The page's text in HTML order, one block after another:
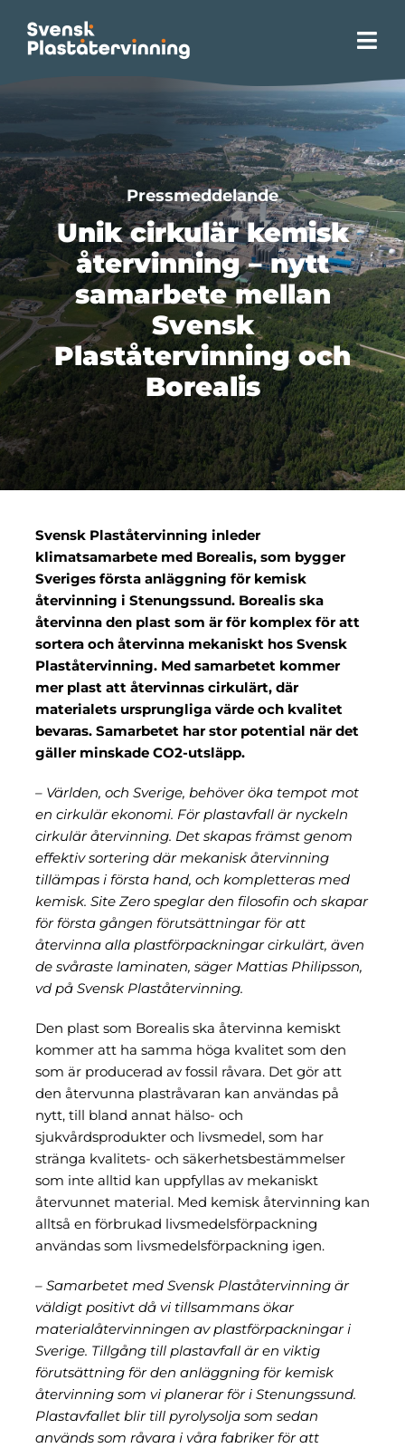
innehållet
Site Zero
Om plaståtervinning
Våra tjänster
Opinion
Hållbarhet
Om oss
Pressmeddelande
Unik cirkulär kemisk
återvinning – nytt
samarbete mellan
Svensk
Plaståtervinning och
Borealis
Svensk Plaståtervinning inleder
klimatsamarbete med Borealis, som bygger
Sveriges första anläggning för kemisk
återvinning i Stenungssund. Borealis ska
återvinna den plast som är för komplex för att
sortera och återvinna mekaniskt hos Svensk
Plaståtervinning. Med samarbetet kommer
mer plast att återvinnas cirkulärt, där
materialets ursprungliga värde och kvalitet
bevaras. Samarbetet har stor potential när det
gäller minskade CO2-utsläpp.
– Världen, och Sverige, behöver öka tempot mot
en cirkulär ekonomi. För plastavfall är nyckeln
cirkulär återvinning. Det skapas främst genom
effektiv sortering där mekanisk återvinning
tillämpas i första hand, och kompletteras med
kemisk. Site Zero speglar den filosofin och skapar
för första gången förutsättningar för att
återvinna alla plastförpackningar cirkulärt, även
de svåraste laminaten, säger Mattias Philipsson,
vd på Svensk Plaståtervinning.
Den plast som Borealis ska återvinna kemiskt
kommer att ha samma höga kvalitet som den
som är producerad av fossil råvara. Det gör att
den återvunna plastråvaran kan användas på
nytt, till bland annat hälso- och
sjukvårdsprodukter och livsmedel, som har
stränga kvalitets- och säkerhetsbestämmelser
som inte alltid kan uppfyllas av mekaniskt
återvunnet material. Med kemisk återvinning kan
alltså en förbrukad livsmedelsförpackning
användas som livsmedelsförpackning igen.
– Samarbetet med Svensk Plaståtervinning är
väldigt positivt då vi tillsammans ökar
materialåtervinningen av plastförpackningar i
Sverige. Tillgång till plastavfall är en viktig
förutsättning för den anläggning för kemisk
återvinning som vi planerar för i Stenungssund.
Plastavfallet blir till pyrolysolja som sedan
används som råvara i våra fabriker för att